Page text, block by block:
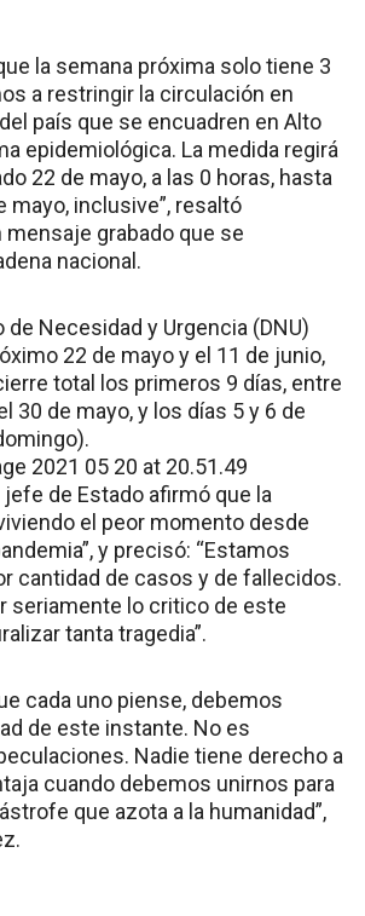
la semana próxima solo tiene 3
a restringir la circulación en
país que se encuadren en Alto
epidemiológica. La medida regirá
22 de mayo, a las 0 horas, hasta
mayo, inclusive”, resaltó
mensaje grabado que se
nacional.
de Necesidad y Urgencia (DNU)
22 de mayo y el 11 de junio,
total los primeros 9 días, entre
30 de mayo, y los días 5 y 6 de
jefe de Estado afirmó que la
el peor momento desde
y precisó: “Estamos
cantidad de casos y de fallecidos.
seriamente lo critico de este
tanta tragedia”.
cada uno piense, debemos
de este instante. No es
Nadie tiene derecho a
cuando debemos unirnos para
que azota a la humanidad”,